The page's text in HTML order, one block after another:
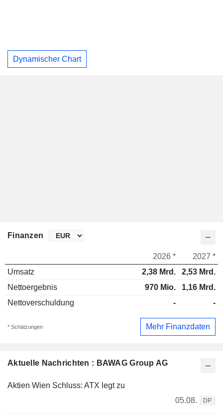
Dynamischer Chart
Aktuelle Nachrichten : BAWAG Group AG
Aktien Wien Schluss: ATX legt zu
05.08.
DP
Finanzen
2026 *
2027 *
Umsatz
2,38 Mrd.
2,53 Mrd.
Nettoergebnis
970 Mio.
1,16 Mrd.
Nettoverschuldung
- -
* Schätzungen Mehr Finanzdaten